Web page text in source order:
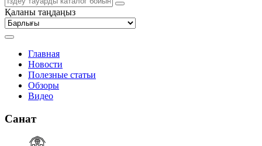
Қаланы таңдаңыз
Главная
Новости
Полезные статьи
Обзоры
Видео
Санат